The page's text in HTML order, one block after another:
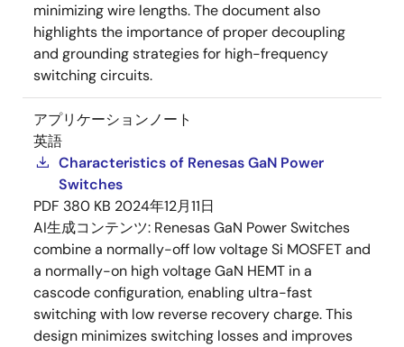
minimizing wire lengths. The document also
highlights the importance of proper decoupling
and grounding strategies for high-frequency
switching circuits.
アプリケーションノート
英語
Characteristics of Renesas GaN Power
Switches
PDF 380 KB 2024年12月11日
AI生成コンテンツ: Renesas GaN Power Switches
combine a normally-off low voltage Si MOSFET and
a normally-on high voltage GaN HEMT in a
cascode configuration, enabling ultra-fast
switching with low reverse recovery charge. This
design minimizes switching losses and improves